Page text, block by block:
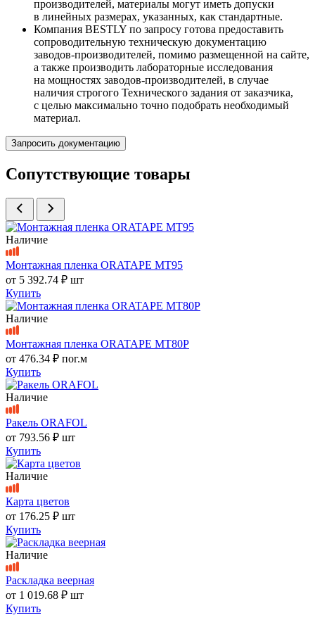
производителей, материалы могут иметь допуски
в линейных размерах, указанных, как стандартные.
Компания BESTLY по запросу готова предоставить
сопроводительную техническую документацию
заводов-производителей, помимо размещенной на сайте,
а также производить лабораторные исследования
на мощностях заводов-производителей, в случае
наличия строгого Технического задания от заказчика,
с целью максимально точно подобрать необходимый
материал.
Запросить документацию
Сопутствующие товары
Наличие
Монтажная пленка ORATAPE MT95
от 5 392.74 ₽ шт
Купить
Наличие
Монтажная пленка ORATAPE MT80P
от 476.34 ₽ пог.м
Купить
Наличие
Ракель ORAFOL
от 793.56 ₽ шт
Купить
Наличие
Карта цветов
от 176.25 ₽ шт
Купить
Наличие
Раскладка веерная
от 1 019.68 ₽ шт
Купить